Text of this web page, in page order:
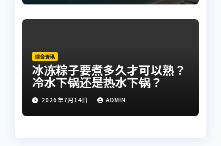
综合资讯
冰冻粽子要煮多久才可以熟？
冷水下锅还是热水下锅？
2026年7月14日 ADMIN